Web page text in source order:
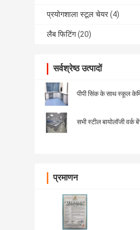
प्रयोगशाला स्टूल चेयर (4)
लैब फिटिंग (20)
सर्वश्रेष्ठ उत्पादों
पीपी सिंक के साथ स्कूल
सभी स्टील बायोलॉजी
प्रमाणन